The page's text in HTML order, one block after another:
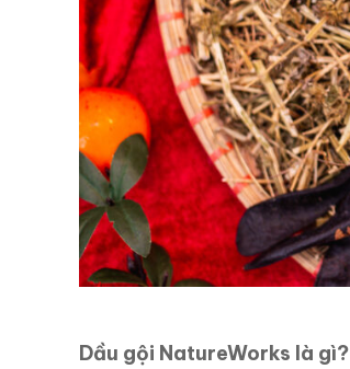
Dầu gội NatureWorks là gì?